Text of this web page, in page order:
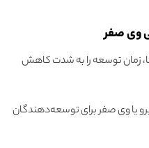
وی صفر
زمان توسعه را به شدت کاهش
یا وی صفر برای توسعه‌دهندگان